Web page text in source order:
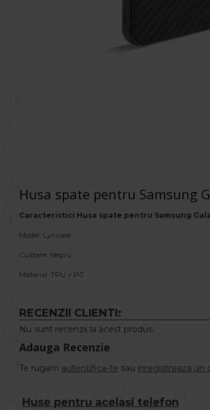
Husa spate pentru Samsung
Caracteristici Husa spate pentru Samsung
Model: Lys case
Culoare: Negru
Material: TPU + PC
RECENZII CLIENTI:
Nu sunt recenzii la acest produs.
Adauga Recenzie
Te rugam autentifica-te sau inregistreaza un
Huse pentru acelasi telefon